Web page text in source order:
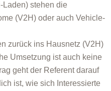
Laden) stehen die
(V2H) oder auch Vehicle-
zurück ins Hausnetz (V2H)
Umsetzung ist auch keine
geht der Referent darauf
ist, wie sich Interessierte